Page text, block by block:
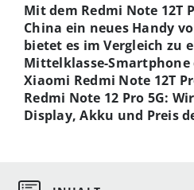
Mit dem Redmi Note 12T
China ein neues Handy
bietet es im Vergleich zu
Mittelklasse-Smartphone
Xiaomi Redmi Note 12T
Redmi Note 12 Pro 5G:
Display, Akku und Preis